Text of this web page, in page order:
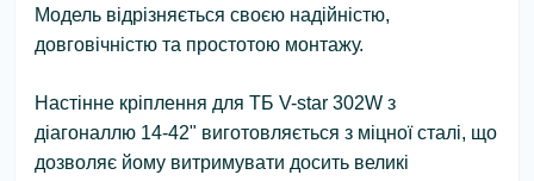
Модель відрізняється своєю надійністю,
довговічністю та простотою монтажу.
Настінне кріплення для ТБ V-star 302W з
діагоналлю 14-42" виготовляється з міцної сталі, що
дозволяє йому витримувати досить великі